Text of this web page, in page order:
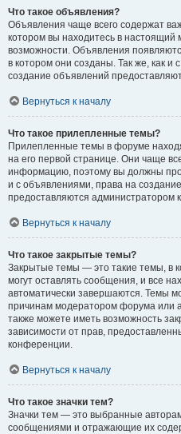
Что такое объявления?
Объявления чаще всего содержат
котором вы находитесь в
возможности. Объявления
в котором они созданы. Так же, как
создание объявлений
Вернуться к началу
Что такое прилепленные темы?
Прилепленные темы в форуме
на его первой странице. Они чаще
информацию, поэтому вы должны
и с объявлениями, права на
предоставляются администратором
Вернуться к началу
Что такое закрытые темы?
Закрытые темы — это такие темы, в
могут оставлять сообщения, и все
автоматически завершаются. Темы
причинам модератором форума или
также можете иметь возможность
зависимости от прав,
конференции.
Вернуться к началу
Что такое значки тем?
Значки тем — это выбранные
сообщениями и отражающие их